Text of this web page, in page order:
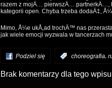
razem z mojÄ… pierwszÄ… partnerkÄ…,
kategorii open. Chyba trzeba dodaÄ‡,
Mimo, Å¼e ukÅ‚ad trochÄ™ nas
jak wiele emocji wyzwala w tancerzach
Podziel się choreografia,
Brak komentarzy dla tego